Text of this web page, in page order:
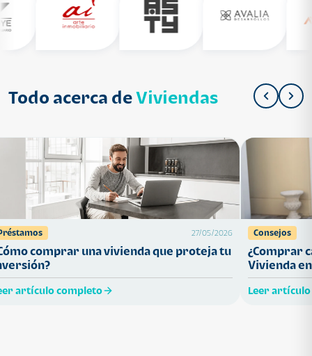
Todo acerca deViviendas
27/05/2026
comprar una vivienda que proteja tu
artículo completo
Consejos
¿Comprar
Vivienda
Leer